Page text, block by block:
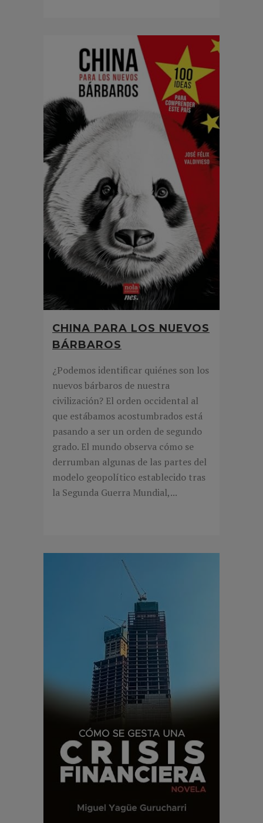
CHINA PARA LOS NUEVOS
BÁRBAROS
¿Podemos identificar quiénes son los
nuevos bárbaros de nuestra
civilización? El orden occidental al
que estábamos acostumbrados está
pasando a ser un orden de segundo
grado. El mundo observa cómo se
derrumban algunas de las partes del
modelo geopolítico establecido tras
la Segunda Guerra Mundial,...